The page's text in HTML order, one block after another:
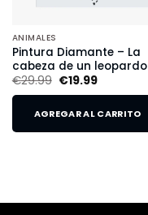
ANIMALES
Pintura Diamante – La
cabeza de un leopardo
€29.99 €19.99
AGREGAR AL CARRITO